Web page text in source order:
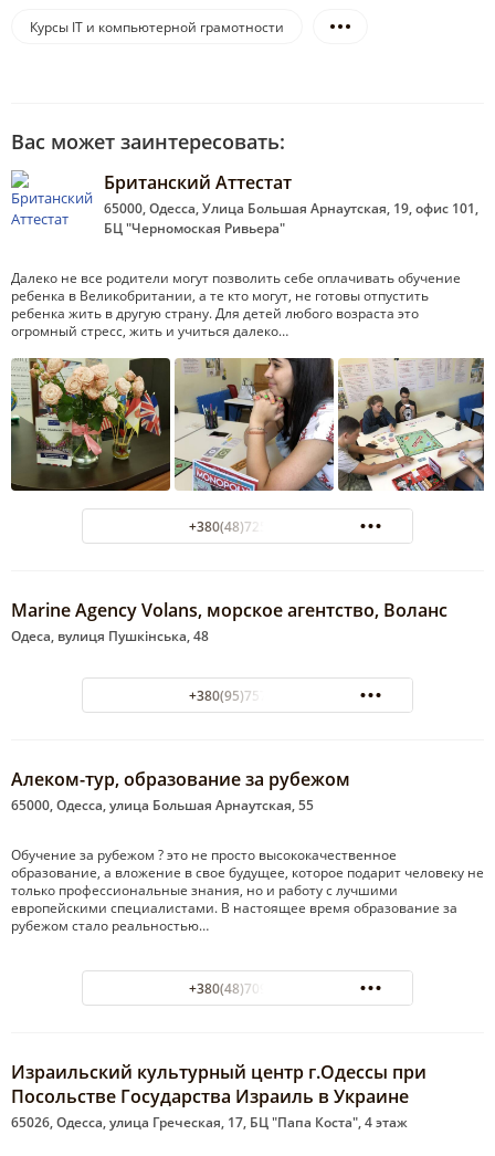
Курсы IT и компьютерной грамотности
Вас может заинтересовать:
Британский Аттестат
65000, Одесса, Улица Большая Арнаутская, 19, офис 101,
БЦ "Черномоская Ривьера"
Далеко не все родители могут позволить себе оплачивать обучение
ребенка в Великобритании, а те кто могут, не готовы отпустить
ребенка жить в другую страну. Для детей любого возраста это
огромный стресс, жить и учиться далеко…
+380(48)725-14-14
Marine Agency Volans, морское агентство, Воланс
Одеса, вулиця Пушкінська, 48
+380(95)757-67-69
Алеком-тур, образование за рубежом
65000, Одесса, улица Большая Арнаутская, 55
Обучение за рубежом ? это не просто высококачественное
образование, а вложение в свое будущее, которое подарит человеку не
только профессиональные знания, но и работу с лучшими
европейскими специалистами. В настоящее время образование за
рубежом стало реальностью…
+380(48)709-90-39
Израильский культурный центр г.Одессы при
Посольстве Государства Израиль в Украине
65026, Одесса, улица Греческая, 17, БЦ "Папа Коста", 4 этаж